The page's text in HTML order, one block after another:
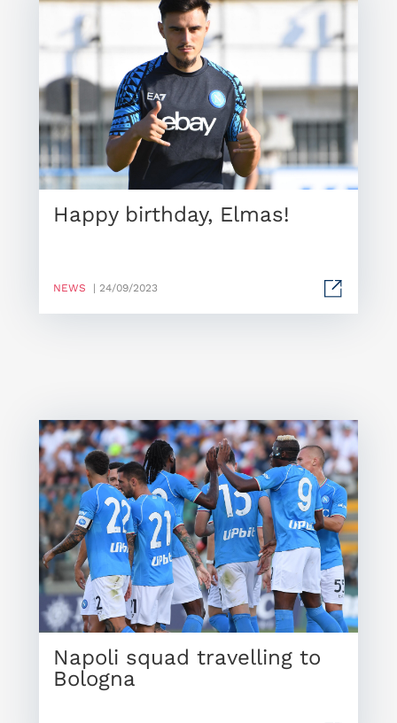
Happy birthday, Elmas!
NEWS | 24/09/2023
Napoli squad travelling to
Bologna